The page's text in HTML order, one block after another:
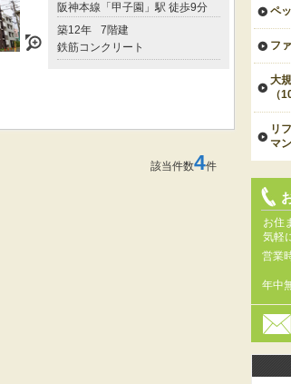
ペ
フ
大
（
リ
マ
お住
気軽
営業
年中
阪神本線「甲子園」駅 徒歩9分
築12年
7階建
鉄筋コンクリート
該当件数4件